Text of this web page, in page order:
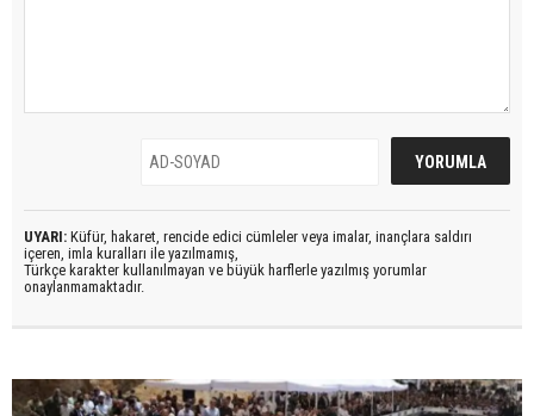
UYARI: Küfür, hakaret, rencide edici cümleler veya imalar, inançlara saldırı
içeren, imla kuralları ile yazılmamış,
Türkçe karakter kullanılmayan ve büyük harflerle yazılmış yorumlar
onaylanmamaktadır.